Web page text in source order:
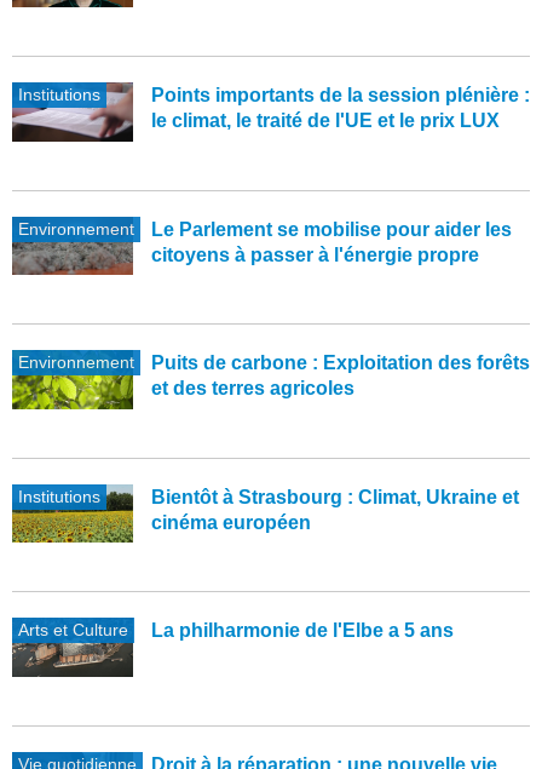
Institutions
Points importants de la session plénière :
le climat, le traité de l'UE et le prix LUX
Environnement
Le Parlement se mobilise pour aider les
citoyens à passer à l'énergie propre
Environnement
Puits de carbone : Exploitation des forêts
et des terres agricoles
Institutions
Bientôt à Strasbourg : Climat, Ukraine et
cinéma européen
Arts et Culture La philharmonie de l'Elbe a 5 ans
Vie quotidienne Droit à la réparation : une nouvelle vie